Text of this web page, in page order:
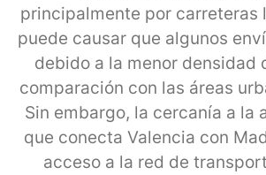
principalmente por carreteras
puede causar que algunos
debido a la menor densidad
comparación con las áreas
Sin embargo, la cercanía a la
que conecta Valencia con
acceso a la red de